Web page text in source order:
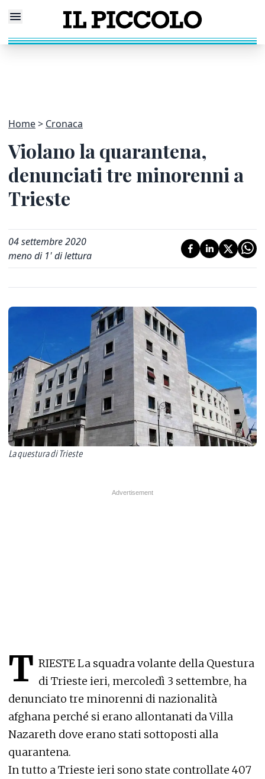
Home Cronaca
Violano la quarantena,
denunciati tre minorenni a
Trieste
04 settembre 2020
meno di 1' di lettura
La questura di Trieste
T RIESTE La squadra volante della Questura
di Trieste ieri, mercoledì 3 settembre, ha
denunciato tre minorenni di nazionalità
afghana perché si erano allontanati da Villa
Nazareth dove erano stati sottoposti alla
quarantena.
In tutto a Trieste ieri sono state controllate 407